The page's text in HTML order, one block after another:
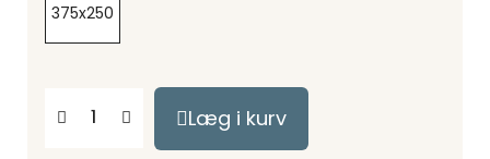
375x250
Læg i kurv